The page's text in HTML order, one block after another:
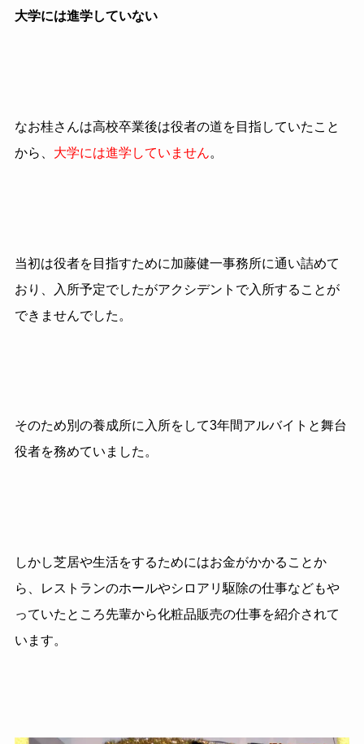
大学には進学していない
なお桂さんは高校卒業後は役者の道を目指していたこと
から、 大学には進学していません。
当初は役者を目指すために加藤健一事務所に通い詰めて
おり、入所予定でしたがアクシデントで入所することが
できませんでした。
そのため別の養成所に入所をして3年間アルバイトと舞台
役者を務めていました。
しかし芝居や生活をするためにはお金がかかることか
ら、レストランのホールやシロアリ駆除の仕事などもや
っていたところ先輩から化粧品販売の仕事を紹介されて
います。